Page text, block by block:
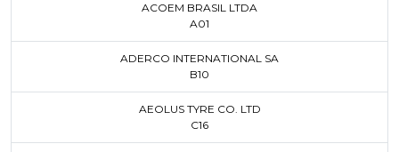
ACOEM BRASIL LTDA
A01
ADERCO INTERNATIONAL SA
B10
AEOLUS TYRE CO. LTD
C16